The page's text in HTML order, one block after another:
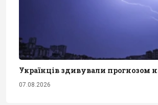
Українців здивували прогнозом
07.08.2026